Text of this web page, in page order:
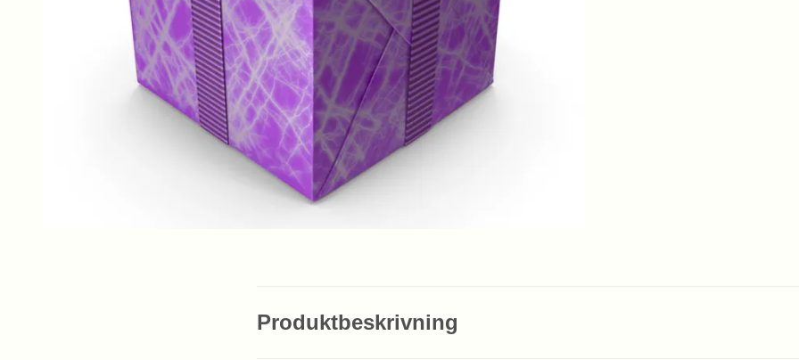
Produktbeskrivning